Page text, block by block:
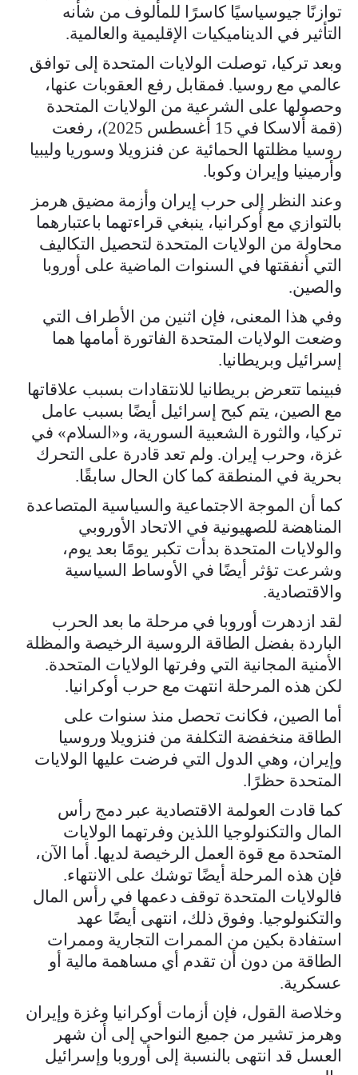
توازنًا جيوسياسيًا كاسرًا للمألوف من شأنه
التأثير في الديناميكيات الإقليمية والعالمية.
وبعد تركيا، توصلت الولايات المتحدة إلى توافق
عالمي مع روسيا. فمقابل رفع العقوبات عنها،
وحصولها على الشرعية من الولايات المتحدة
(قمة ألاسكا في 15 أغسطس 2025)، رفعت
روسيا مظلتها الحمائية عن فنزويلا وسوريا وليبيا
وأرمينيا وإيران وكوبا.
وعند النظر إلى حرب إيران وأزمة مضيق هرمز
بالتوازي مع أوكرانيا، ينبغي قراءتهما باعتبارهما
محاولة من الولايات المتحدة لتحصيل التكاليف
التي أنفقتها في السنوات الماضية على أوروبا
والصين.
وفي هذا المعنى، فإن اثنين من الأطراف التي
وضعت الولايات المتحدة الفاتورة أمامها هما
إسرائيل وبريطانيا.
فبينما تتعرض بريطانيا للانتقادات بسبب علاقاتها
مع الصين، يتم كبح إسرائيل أيضًا بسبب عامل
تركيا، والثورة الشعبية السورية، و«السلام» في
غزة، وحرب إيران. ولم تعد قادرة على التحرك
بحرية في المنطقة كما كان الحال سابقًا.
كما أن الموجة الاجتماعية والسياسية المتصاعدة
المناهضة للصهيونية في الاتحاد الأوروبي
والولايات المتحدة بدأت تكبر يومًا بعد يوم،
وشرعت تؤثر أيضًا في الأوساط السياسية
والاقتصادية.
لقد ازدهرت أوروبا في مرحلة ما بعد الحرب
الباردة بفضل الطاقة الروسية الرخيصة والمظلة
الأمنية المجانية التي وفرتها الولايات المتحدة.
لكن هذه المرحلة انتهت مع حرب أوكرانيا.
أما الصين، فكانت تحصل منذ سنوات على
الطاقة منخفضة التكلفة من فنزويلا وروسيا
وإيران، وهي الدول التي فرضت عليها الولايات
المتحدة حظرًا.
كما قادت العولمة الاقتصادية عبر دمج رأس
المال والتكنولوجيا اللذين وفرتهما الولايات
المتحدة مع قوة العمل الرخيصة لديها. أما الآن،
فإن هذه المرحلة أيضًا توشك على الانتهاء.
فالولايات المتحدة توقف دعمها في رأس المال
والتكنولوجيا. وفوق ذلك، انتهى أيضًا عهد
استفادة بكين من الممرات التجارية وممرات
الطاقة من دون أن تقدم أي مساهمة مالية أو
عسكرية.
وخلاصة القول، فإن أزمات أوكرانيا وغزة وإيران
وهرمز تشير من جميع النواحي إلى أن شهر
العسل قد انتهى بالنسبة إلى أوروبا وإسرائيل